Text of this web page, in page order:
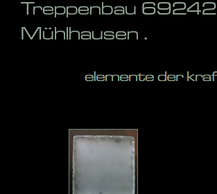
Treppenbau 69242
Mühlhausen .